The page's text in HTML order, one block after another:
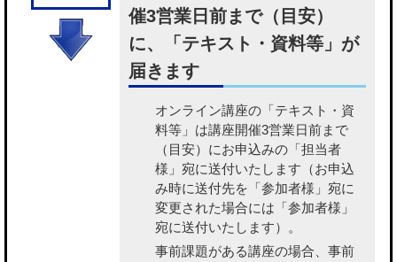
催3営業日前まで（目安）
に、「テキスト・資料等」が
届きます
オンライン講座の「テキスト・資
料等」 は講座開催3営業日前まで
（目安）にお申込みの「担当者
様」宛に送付いたします（お申込
み時に送付先を「参加者様」宛に
変更された場合には「参加者様」
宛に送付いたします）。
事前課題がある講座の場合、事前